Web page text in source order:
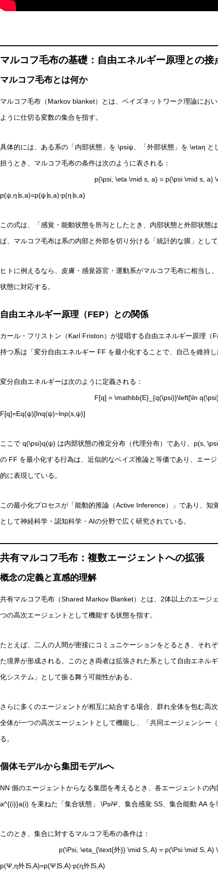
抽象語に残る「感覚の痕跡」とは？言語モデルと感覚モ
マルコフ毛布の基礎：自由エネルギー原理との接
マルコフ毛布とは何か
マルコフ毛布（Markov blanket）とは、ベイズネットワーク理論にお
ように仕切る変数の集合を指す。
具体的には、ある系の「内部状態」を \psiψ、「外部状態」を \etaη と
担うとき、マルコフ毛布の条件は次のように表される：
p(\psi, \eta \mid s, a) = p(\psi \mid s, a)
p(ψ,η∣s,a)=p(ψ∣s,a)⋅p(η∣s,a)
この式は、「感覚・能動状態を所与としたとき、内部状態と外部状態
ば、マルコフ毛布は系の内部と外部を切り分ける「統計的な膜」とし
ヒトに例えるなら、皮膚・感覚器官・運動系がマルコフ毛布に相当し
状態に対応する。
自由エネルギー原理（FEP）との関係
カール・フリストン（Karl Friston）が提唱する自由エネルギー原理
持つ系は「変分自由エネルギー FF を最小化することで、自己を維持
変分自由エネルギーは次のように定義される：
F[q] = \mathbb{E}_{q(\psi)}\left[\ln
F[q]=Eq(ψ)​[lnq(ψ)−lnp(s,ψ)]
ここで q(\psi)q(ψ) は内部状態の推定分布（代理分布）であり、 p(s,
の FF を最小化する行為は、近似的なベイズ推論と等価であり、エー
的に表現している。
この最小化プロセスが「能動的推論（Active Inference）」であり、
として神経科学・認知科学・AIの分野で広く研究されている。
共有マルコフ毛布：複数エージェントへの拡張
概念の定義と直感的理解
共有マルコフ毛布（Shared Markov Blanket）とは、2体以上のエージ
つの高次エージェントとして機能する状態を指す。
たとえば、二人の人間が密接にコミュニケーションをとるとき、それ
た境界が形成される。このとき両者は拡張された系として自由エネル
化システム」として振る舞う可能性がある。
さらに多くのエージェントが相互に結合する場合、群れ全体を包む高
全体が一つの高次エージェントとして機能し、「共同エージェンシー
る。
個体モデルから集団モデルへ
NN 個のエージェントからなる集団を考えるとき、各エージェントの
a^{(i)}a(i) を束ねた「集合状態」 \PsiΨ、集合感覚 SS、集合能動 AA を
このとき、集合に対するマルコフ毛布の条件は：
p(\Psi, \eta_{\text{外}} \mid S, A) = p(\Psi \mid S,
p(Ψ,η外​∣S,A)=p(Ψ∣S,A)⋅p(η外​∣S,A)